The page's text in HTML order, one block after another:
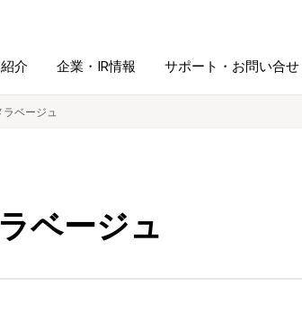
ファイル・
ホルダー用品
リューション
介 企業・IR情報 サポート・お問い合せ
ラベージュ
ベージュ